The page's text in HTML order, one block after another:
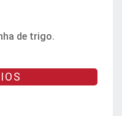
de trigo.